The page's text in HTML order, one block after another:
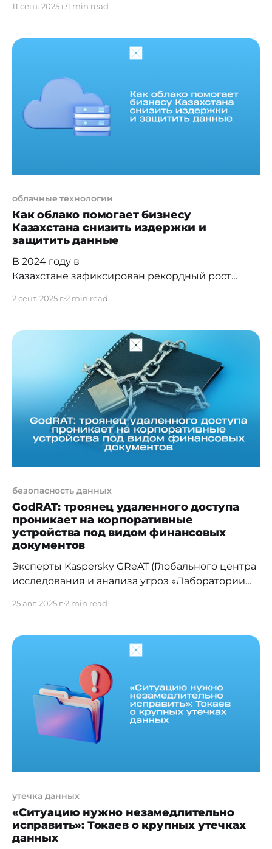
мобильные операторы будут обязаны
абонентах в Бюро национальной статистики.
Теперь документ направлен на подпись
Турлыбаева, данные операторов необходимы
для анализа перемещения населения, а также
миграционных и
11 сент. 2025 г.1 min read
облачные технологии
Как облако помогает бизнесу
Казахстана снизить издержки и
защитить данные
В 2024 году в
Казахстане зафиксирован рекордный рост
кибермошенничеств, что на 22% больше, чем в
тенге, из которых было возмещено лишь 26%.
Эти вызовы значительно повышают
требования к защите ИТ-инфраструктуры
компаний и становятся драйвером перехода
2 сент. 2025 г.2 min read
безопасность данных
GodRAT: троянец удаленного доступа
проникает на корпоративные
устройства под видом финансовых
документов
Эксперты Kaspersky GReAT (Глобального центра
исследования и анализа угроз «Лаборатории
вредоносные файлы с расширением .scr,
замаскированные под финансовые документы.
До марта 2025 года злоумышленники
отправляли их через Skypе, после чего
переключились на другие каналы. Атакам
подверглись предприятия
25 авг. 2025 г.2 min read
утечка данных
«Ситуацию нужно незамедлительно
исправить»: Токаев о крупных утечках
данных